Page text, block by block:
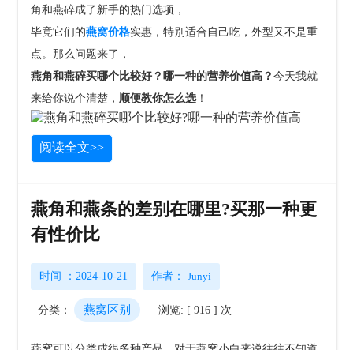
角和燕碎成了新手的热门选项，
毕竟它们的燕窝价格实惠，特别适合自己吃，外型又不是重
点。那么问题来了，
燕角和燕碎买哪个比较好？哪一种的营养价值高？今天我就
来给你说个清楚，顺便教你怎么选！
阅读全文>>
燕角和燕条的差别在哪里?买那一种更
有性价比
时间 ：2024-10-21 作者：Junyi
分类： 燕窝区别 浏览: [ 916 ] 次